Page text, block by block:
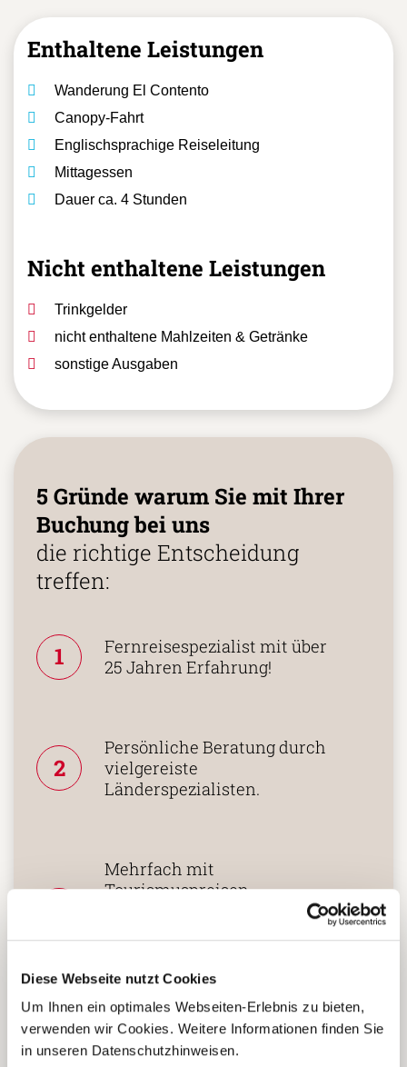
Diese Webseite nutzt Cookies
Um Ihnen ein optimales Webseiten-Erlebnis zu bieten,
verwenden wir Cookies. Weitere Informationen finden Sie
in unseren Datenschutzhinweisen.
Enthaltene Leistungen
Wanderung El Contento
Canopy-Fahrt
Englischsprachige Reiseleitung
Mittagessen
Dauer ca. 4 Stunden
Nicht enthaltene Leistungen
Trinkgelder
nicht enthaltene Mahlzeiten & Getränke
sonstige Ausgaben
5 Gründe warum Sie mit Ihrer
Buchung bei uns
die richtige Entscheidung
treffen:
1
Fernreisespezialist mit über
25 Jahren Erfahrung!
2
Persönliche Beratung durch
vielgereiste
Länderspezialisten.
Mehrfach mit
Tourismuspreisen
Zusammenarbeit in den
Reiseländern nur mit eigenen